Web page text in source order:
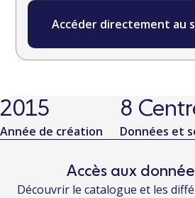
Accéder directement au
2016
Année de création
8
Données et
Accès aux
Découvrir le catalogue et les